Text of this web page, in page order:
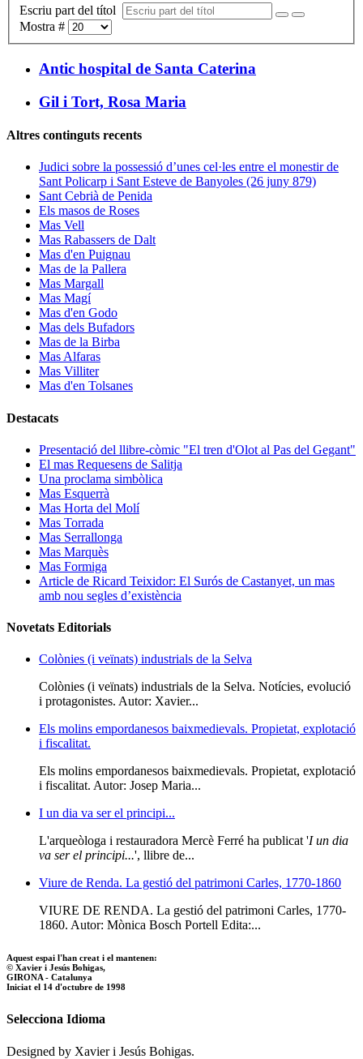
Escriu part del títol
Mostra #
Antic hospital de Santa Caterina
Gil i Tort, Rosa Maria
Altres continguts recents
Judici sobre la possessió d’unes cel·les entre el monestir de
Sant Policarp i Sant Esteve de Banyoles (26 juny 879)
Sant Cebrià de Penida
Els masos de Roses
Mas Vell
Mas Rabassers de Dalt
Mas d'en Puignau
Mas de la Pallera
Mas Margall
Mas Magí
Mas d'en Godo
Mas dels Bufadors
Mas de la Birba
Mas Alfaras
Mas Villiter
Mas d'en Tolsanes
Destacats
Presentació del llibre-còmic "El tren d'Olot al Pas del Gegant"
El mas Requesens de Salitja
Una proclama simbòlica
Mas Esquerrà
Mas Horta del Molí
Mas Torrada
Mas Serrallonga
Mas Marquès
Mas Formiga
Article de Ricard Teixidor: El Surós de Castanyet, un mas
amb nou segles d’existència
Novetats Editorials
Colònies (i veïnats) industrials de la Selva
Colònies (i veïnats) industrials de la Selva. Notícies, evolució
i protagonistes. Autor: Xavier...
Els molins empordanesos baixmedievals. Propietat, explotació
i fiscalitat.
Els molins empordanesos baixmedievals. Propietat, explotació
i fiscalitat. Autor: Josep Maria...
I un dia va ser el principi...
L'arqueòloga i restauradora Mercè Ferré ha publicat 'I un dia
va ser el principi...', llibre de...
Viure de Renda. La gestió del patrimoni Carles, 1770-1860
VIURE DE RENDA. La gestió del patrimoni Carles, 1770-
1860. Autor: Mònica Bosch Portell Edita:...
Aquest espai l'han creat i el mantenen:
© Xavier i Jesús Bohigas,
GIRONA - Catalunya
Iniciat el 14 d'octubre de 1998
Selecciona Idioma
Designed by Xavier i Jesús Bohigas.